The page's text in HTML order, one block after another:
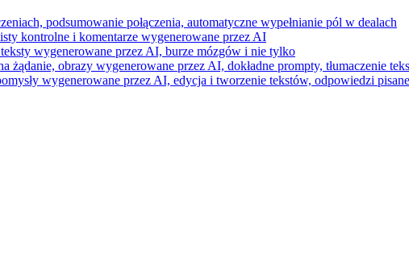
podsumowanie połączenia, automatyczne wypełnianie pól w dealach
kontrolne i komentarze wygenerowane przez AI
wygenerowane przez AI, burze mózgów i nie tylko
żądanie, obrazy wygenerowane przez AI, dokładne prompty, tłumaczenie
wygenerowane przez AI, edycja i tworzenie tekstów, odpowiedzi